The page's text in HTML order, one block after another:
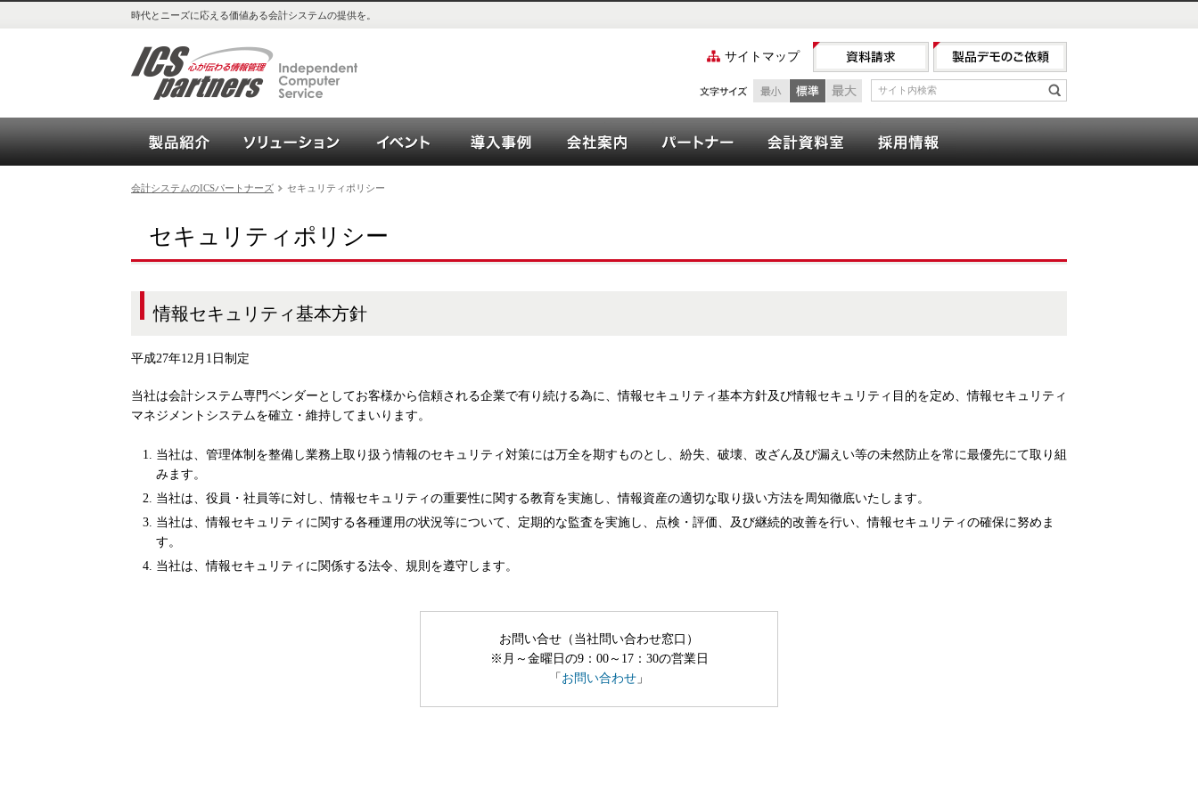
時代とニーズに応える価値ある会計システムの提供を。
サイトマップ
最小 標準 最大サイト内検索
会計システム_OPEN21シリーズご紹介
ソリューション イベント OPEN21シリーズ導入事例
会社案内 パートナー 会計資料室
会計システムのICSパートナーズ セキュリティポリシー
セキュリティポリシー
情報セキュリティ基本方針
平成27年12月1日制定
当社は会計システム専門ベンダーとしてお客様から信頼される企業で有り続ける為に、情報セキュリティ基本方針及び情報セキュリティ目的を定め、情報セキュリティ
マネジメントシステムを確立・維持してまいります。
当社は、管理体制を整備し業務上取り扱う情報のセキュリティ対策には万全を期すものとし、紛失、破壊、改ざん及び漏えい等の未然防止を常に最優先にて取り組
みます。
当社は、役員・社員等に対し、情報セキュリティの重要性に関する教育を実施し、情報資産の適切な取り扱い方法を周知徹底いたします。
当社は、情報セキュリティに関する各種運用の状況等について、定期的な監査を実施し、点検・評価、及び継続的改善を行い、情報セキュリティの確保に努めま
す。
当社は、情報セキュリティに関係する法令、規則を遵守します。
お問い合せ（当社問い合わせ窓口）
※月～金曜日の9：00～17：30の営業日
「 お問い合わせ 」